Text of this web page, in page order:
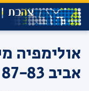
אולימפיה
אביב 87-83